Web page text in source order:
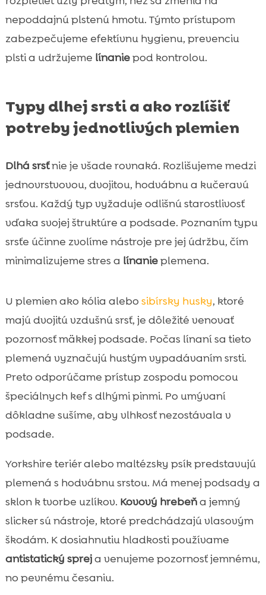
nepoddajnú plstenú hmotu. Týmto prístupom
zabezpečujeme efektívnu hygienu, prevenciu
plsti a udržujeme línaniepod kontrolou.
Typy dlhej srsti a ako rozlíšiť
potreby jednotlivých plemien
Dlhá srsťnie je všade rovnaká. Rozlišujeme medzi
jednovrstvovou, dvojitou, hodvábnu a kučeravú
srsťou. Každý typ vyžaduje odlišnú starostlivosť
vďaka svojej štruktúre a podsade. Poznaním typu
srsťe účinne zvolíme nástroje pre jej údržbu, čím
minimalizujeme stres a línanieplemena.
U plemien ako kólia alebo sibírsky husky, ktoré
majú dvojitú vzdušnú srsť, je dôležité venovať
pozornosť mäkkej podsade. Počas línaní sa tieto
plemená vyznačujú hustým vypadávaním srsti.
Preto odporúčame prístup zospodu pomocou
špeciálnych kef s dlhými pinmi. Po umývaní
dôkladne sušíme, aby vlhkosť nezostávala v
podsade.
Yorkshire teriér alebo maltézsky psík predstavujú
plemená s hodvábnu srstou. Má menej podsady a
sklon k tvorbe uzlíkov. Kovový hrebeňa jemný
slicker sú nástroje, ktoré predchádzajú vlasovým
škodám. K dosiahnutiu hladkosti používame
antistatický spreja venujeme pozornosť jemnému,
no pevnému česaniu.